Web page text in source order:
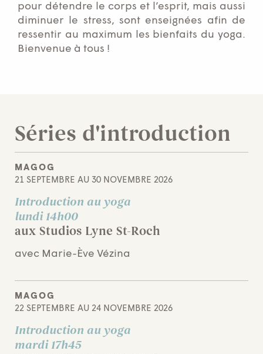
pour détendre le corps et l’esprit, mais aussi
diminuer le stress, sont enseignées afin de
ressentir au maximum les bienfaits du yoga.
Bienvenue à tous !
Séries d'introduction
MAGOG
21 SEPTEMBRE AU 30 NOVEMBRE 2026
Introduction au yoga
lundi 14h00
aux Studios Lyne St-Roch
avec Marie-Ève Vézina
MAGOG
22 SEPTEMBRE AU 24 NOVEMBRE 2026
Introduction au yoga
mardi 17h45